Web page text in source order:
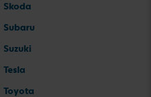
Skoda
Subaru
Suzuki
Tesla
Toyota